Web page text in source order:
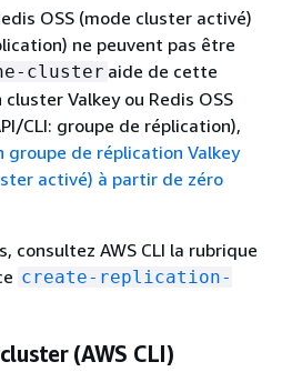
OSS (mode cluster activé)
ne peuvent pas être
cluster aide de cette
Valkey ou Redis OSS
CLI: groupe de réplication),
groupe de réplication Valkey
activé) à partir de zéro
consultez AWS CLI la rubrique
create-replication-
(AWS CLI)